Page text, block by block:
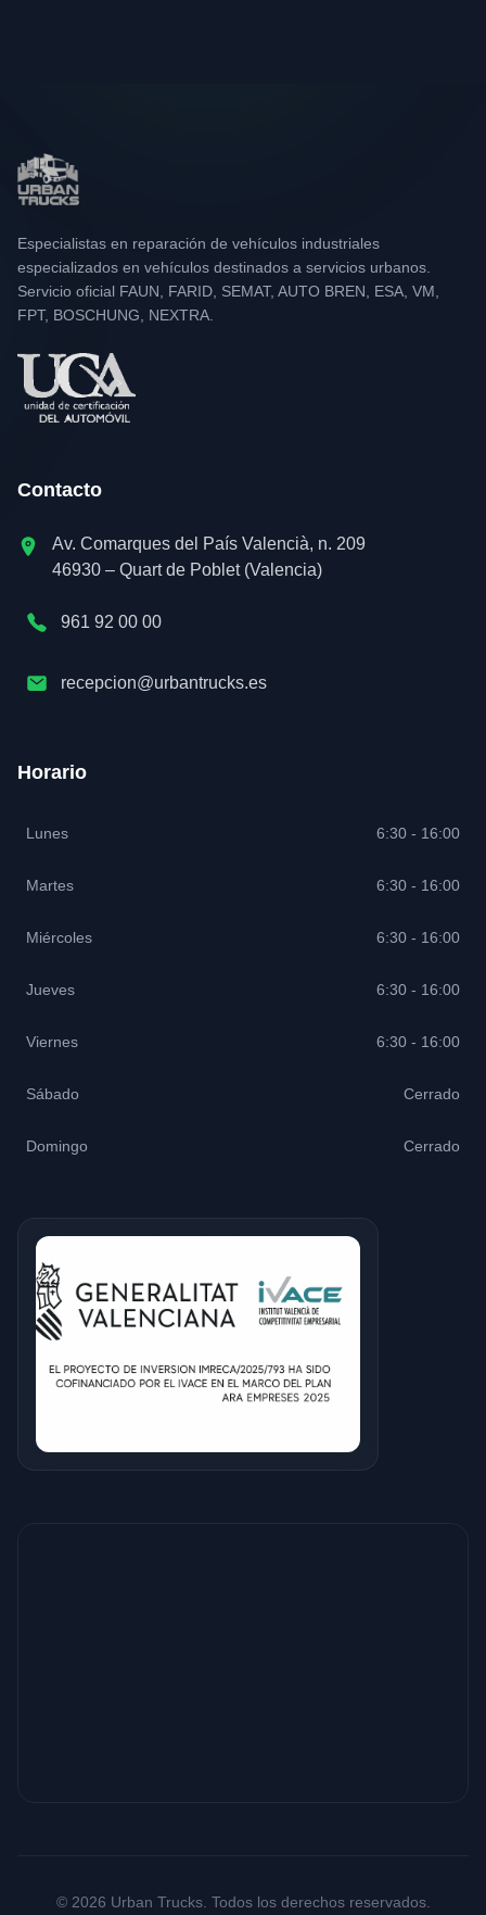
Especialistas en reparación de vehículos industriales
especializados en vehículos destinados a servicios urbanos.
Servicio oficial FAUN, FARID, SEMAT, AUTO BREN, ESA, VM,
FPT, BOSCHUNG, NEXTRA.
Contacto
Av. Comarques del País Valencià, n. 209
46930 – Quart de Poblet (Valencia)
961 92 00 00
recepcion@urbantrucks.es
Horario
Lunes 6:30 - 16:00
Martes 6:30 - 16:00
Miércoles 6:30 - 16:00
Jueves 6:30 - 16:00
Viernes 6:30 - 16:00
Sábado Cerrado
Domingo Cerrado
© 2026 Urban Trucks. Todos los derechos reservados.